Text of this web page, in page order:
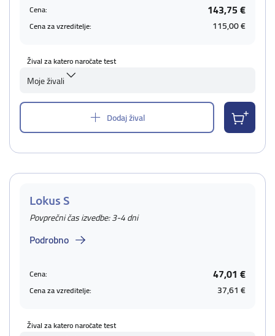
Cena: 143,75 €
Cena za vzreditelje: 115,00 €
Žival za katero naročate test
Moje živali
Dodaj žival
Lokus S
Povprečni čas izvedbe: 3-4 dni
Podrobno
Cena: 47,01 €
Cena za vzreditelje: 37,61 €
Žival za katero naročate test